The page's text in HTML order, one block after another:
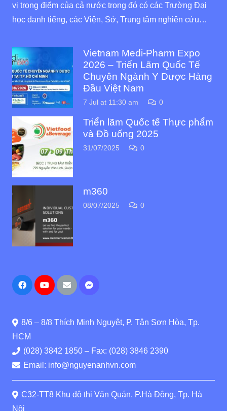
vị trọng điểm của cả nước trong đó có các Trường Đại
học danh tiếng, các Viện, Sở, Trung tâm nghiên cứu…
Vietnam Medi-Pharm Expo
2026 – Triển Lãm Quốc Tế
Chuyên Ngành Y Dược Hàng
Đầu Việt Nam
7 Jul at 11:30 am 0
Triển lãm Quốc tế Thực phẩm
và Đồ uống 2025
31/07/2025 0
m360
08/07/2025 0
8/6 – 8/8 Thích Minh Nguyệt, P. Tân Sơn Hòa, Tp.
HCM
(028) 3842 1850 – Fax: (028) 3846 2390
Email: info@nguyenanhvn.com
C32-TT8 Khu đô thị Văn Quán, P.Hà Đông, Tp. Hà
Nội